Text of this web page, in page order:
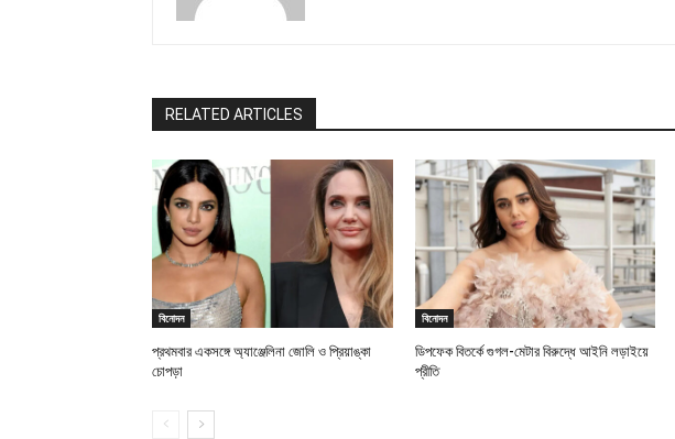
RELATED ARTICLES
বিনোদন
প্রথমবার একসঙ্গে অ্যাঞ্জেলিনা জোলি ও প্রিয়াঙ্কা
চোপড়া
বিনোদন
ডিপফেক বিতর্কে গুগল-মেটার বিরুদ্ধে আইনি লড়াইয়ে
প্রীতি